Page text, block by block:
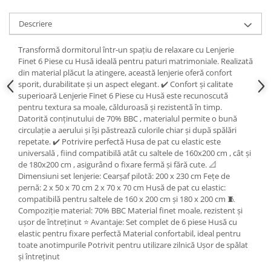
Descriere
Transformă dormitorul într-un spațiu de relaxare cu Lenjerie
Finet 6 Piese cu Husă ideală pentru paturi matrimoniale. Realizată
din material plăcut la atingere, această lenjerie oferă confort
sporit, durabilitate și un aspect elegant. ✔️ Confort și calitate
superioară Lenjerie Finet 6 Piese cu Husă este recunoscută
pentru textura sa moale, călduroasă și rezistentă în timp.
Datorită conținutului de 70% BBC , materialul permite o bună
circulație a aerului și își păstrează culorile chiar și după spălări
repetate. ✔️ Potrivire perfectă Husa de pat cu elastic este
universală , fiind compatibilă atât cu saltele de 160x200 cm , cât și
de 180x200 cm , asigurând o fixare fermă și fără cute. 📐
Dimensiuni set lenjerie: Cearșaf pilotă: 200 x 230 cm Fețe de
pernă: 2 x 50 x 70 cm 2 x 70 x 70 cm Husă de pat cu elastic:
compatibilă pentru saltele de 160 x 200 cm și 180 x 200 cm 🧵
Compoziție material: 70% BBC Material finet moale, rezistent și
ușor de întreținut ⭐ Avantaje: Set complet de 6 piese Husă cu
elastic pentru fixare perfectă Material confortabil, ideal pentru
toate anotimpurile Potrivit pentru utilizare zilnică Ușor de spălat
și întreținut